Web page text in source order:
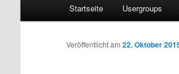
Startseite Usergroups
Veröffentlicht am 22. Oktober